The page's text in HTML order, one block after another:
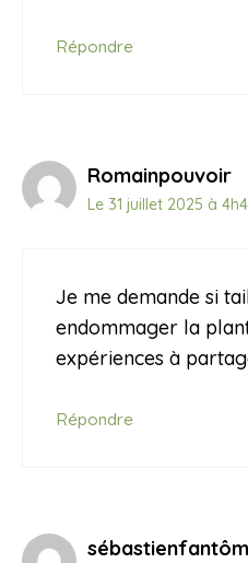
Répondre
Romainpouvoir
Le 31 juillet 2025 à
Je me demande si
endommager la
expériences à
Répondre